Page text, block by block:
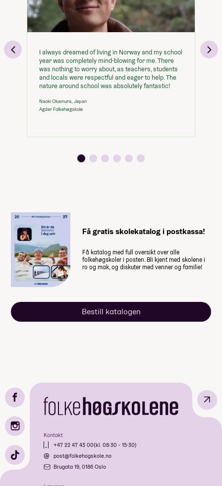
I always dreamed of living in Norway and my school
year was completely mind-blowing for me. There
was nothing to worry about, as teachers, students
and locals were respectful and eager to help. The
nature around school was absolutely fantastic!
Naoki Okamura, Japan
Agder Folkehøgskole
Få gratis skolekatalog i postkassa!
Få katalog med full oversikt over alle
folkehøgskoler i posten. Bli kjent med skolene i
ro og mak, og diskuter med venner og familie!
Bestill katalogen
Kontakt
+47 22 47 43 00(kl. 08:30 - 15:30)
post@folkehogskole.no
Brugata 19, 0186 Oslo
↗